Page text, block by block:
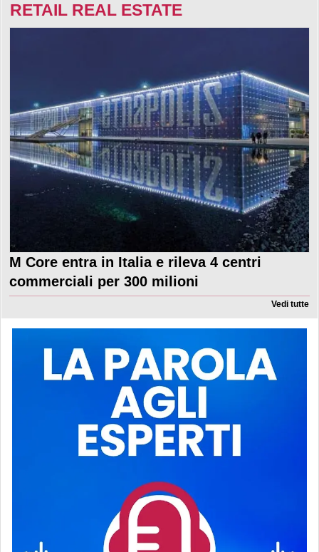
RETAIL REAL ESTATE
M Core entra in Italia e rileva 4 centri
commerciali per 300 milioni
Vedi tutte